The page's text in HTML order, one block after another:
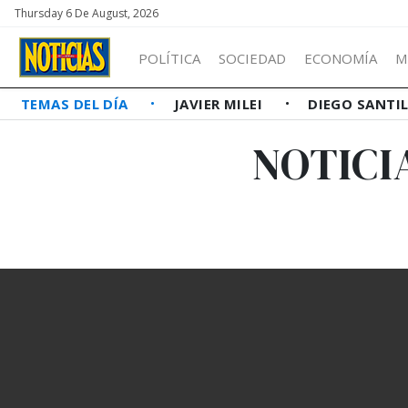
Thursday 6 De August, 2026
POLÍTICA SOCIEDAD ECONOMÍA
TEMAS DEL DÍA JAVIER MILEI DIEGO